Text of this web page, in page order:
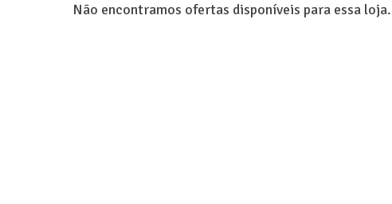
Não encontramos ofertas disponíveis para essa loja.